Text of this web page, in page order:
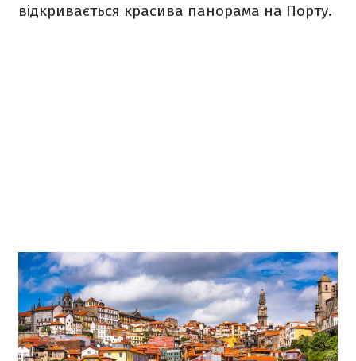
відкривається красива панорама на Порту.